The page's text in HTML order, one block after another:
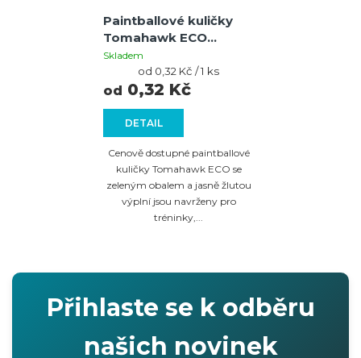
Paintballové kuličky
Tomahawk ECO
Zelená / světle zelená –
žlutá (.68)
Skladem
DETAIL
od 0,32 Kč
Měrná
cena:
od 0,32 Kč / 1 ks
Cenově dostupné paintballové
kuličky Tomahawk ECO se
zeleným obalem a jasně žlutou
výplní jsou navrženy pro
tréninky,...
Přihlaste se k odběru
našich novinek